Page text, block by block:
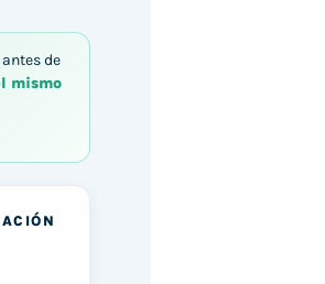
SSD Windows 10 cantidad
de
mismo